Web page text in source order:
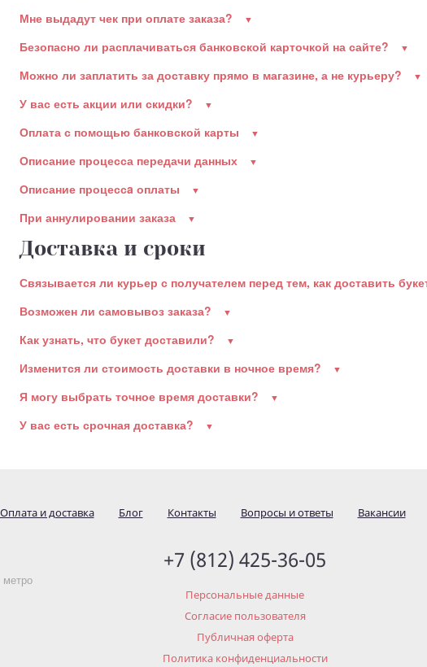
Мне выдадут чек при оплате заказа?
Безопасно ли расплачиваться банковской карточкой на сайте?
Можно ли заплатить за доставку прямо в магазине, а не курьеру?
У вас есть акции или скидки?
Оплата с помощью банковской карты
Описание процесса передачи данных
Описание процессa оплаты
При аннулировании заказа
Доставка и сроки
Связывается ли курьер с получателем перед тем, как доставить
Возможен ли самовывоз заказа?
Как узнать, что букет доставили?
Изменится ли стоимость доставки в ночное время?
Я могу выбрать точное время доставки?
У вас есть срочная доставка?
Оплата и доставка Блог Контакты Вопросы и ответы Вакансии
метро
+7 (812) 425-36-05
Персональные данные
Согласие пользователя
Публичная оферта
Политика конфиденциальности